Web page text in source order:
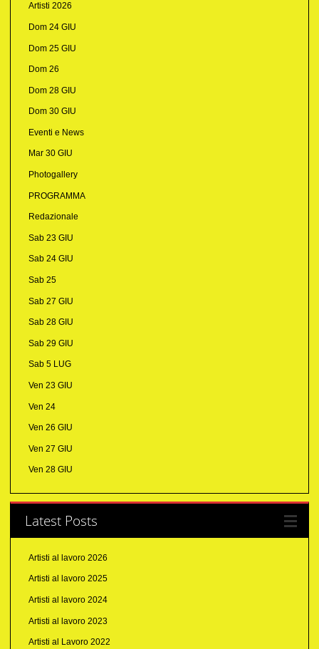
Artisti 2026
Dom 24 GIU
Dom 25 GIU
Dom 26
Dom 28 GIU
Dom 30 GIU
Eventi e News
Mar 30 GIU
Photogallery
PROGRAMMA
Redazionale
Sab 23 GIU
Sab 24 GIU
Sab 25
Sab 27 GIU
Sab 28 GIU
Sab 29 GIU
Sab 5 LUG
Ven 23 GIU
Ven 24
Ven 26 GIU
Ven 27 GIU
Ven 28 GIU
Latest Posts
Artisti al lavoro 2026
Artisti al lavoro 2025
Artisti al lavoro 2024
Artisti al lavoro 2023
Artisti al Lavoro 2022